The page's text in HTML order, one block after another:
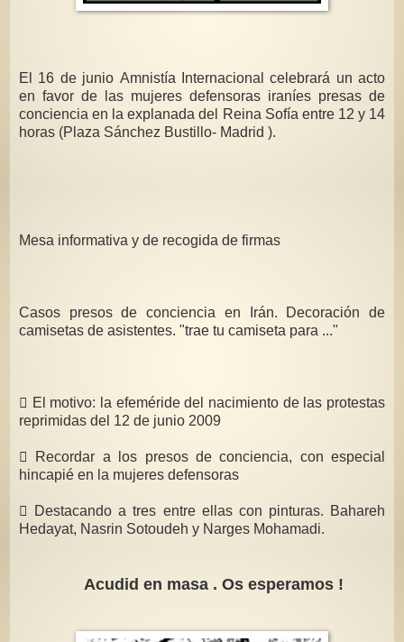
El 16 de junio Amnistía Internacional celebrará un acto
en favor de las mujeres defensoras iraníes presas de
conciencia en la explanada del Reina Sofía entre 12 y 14
horas (Plaza Sánchez Bustillo- Madrid ).
Mesa informativa y de recogida de firmas
Casos presos de conciencia en Irán. Decoración de
camisetas de asistentes. "trae tu camiseta para ..."
 El motivo: la efeméride del nacimiento de las protestas
reprimidas del 12 de junio 2009
 Recordar a los presos de conciencia, con especial
hincapié en la mujeres defensoras
 Destacando a tres entre ellas con pinturas. Bahareh
Hedayat, Nasrin Sotoudeh y Narges Mohamadi.
Acudid en masa . Os esperamos !